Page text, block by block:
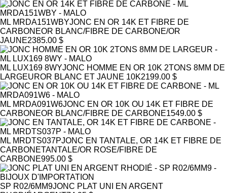
ML MRDA151WBYJONC EN OR 14K ET FIBRE DE
CARBONEOR BLANC/FIBRE DE CARBONE/OR
JAUNE2385.00 $
ML LUX169 8WYJONC HOMME EN OR 10K 2TONS 8MM DE
LARGEUROR BLANC ET JAUNE 10K2199.00 $
ML MRDA091W6JONC EN OR 10K OU 14K ET FIBRE DE
CARBONEOR BLANC/FIBRE DE CARBONE1549.00 $
ML MRDTS037PJONC EN TANTALE, OR 14K ET FIBRE DE
CARBONETANTALE/OR ROSE/FIBRE DE
CARBONE995.00 $
SP R02/6MM9JONC PLAT UNI EN ARGENT